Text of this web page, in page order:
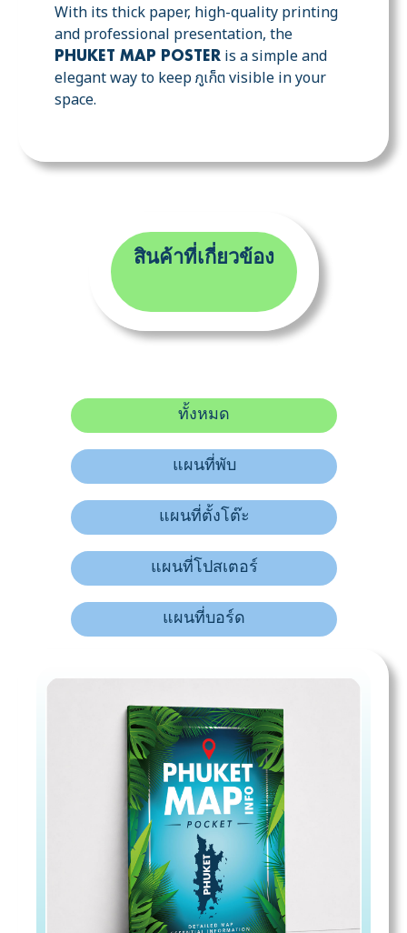
With its thick paper, high-quality printing
and professional presentation, the
PHUKET MAP POSTER is a simple and
elegant way to keep ภูเก็ต visible in your
space.
สินค้าที่เกี่ยวข้อง
ทั้งหมด
แผนที่พับ
แผนที่ตั้งโต๊ะ
แผนที่โปสเตอร์
แผนที่บอร์ด